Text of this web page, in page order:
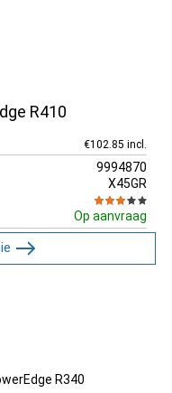
R410
€102.85 incl.
9994870
X45GR
Op aanvraag